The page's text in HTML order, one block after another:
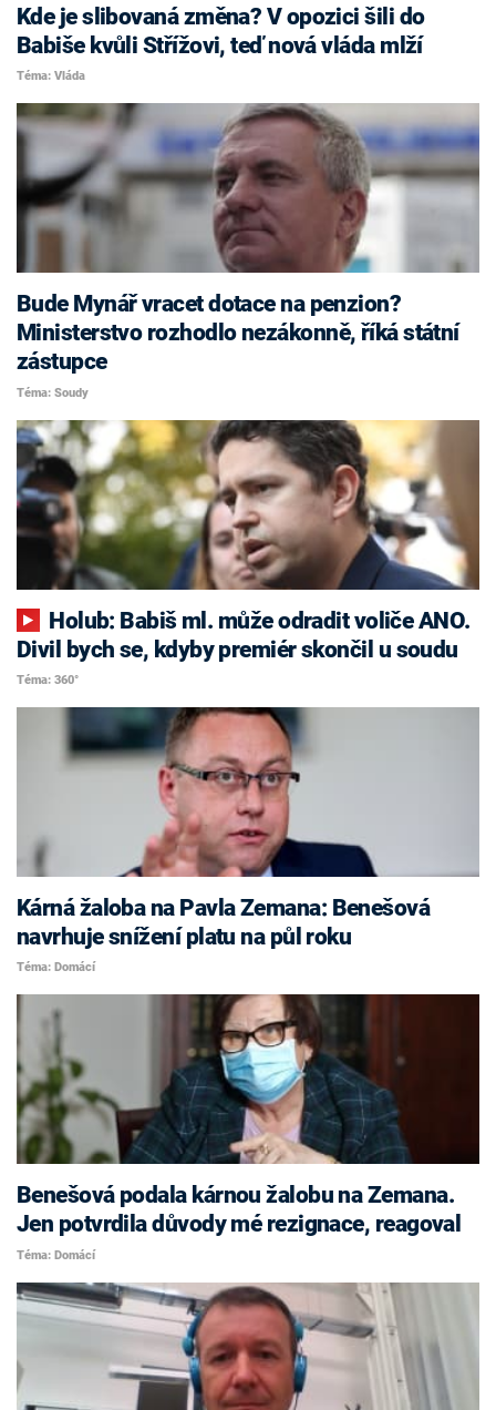
Kde je slibovaná změna? V opozici šili do
Babiše kvůli Střížovi, teď nová vláda mlží
Téma: Vláda
Bude Mynář vracet dotace na penzion?
Ministerstvo rozhodlo nezákonně, říká státní
zástupce
Téma: Soudy
Divil bych se, kdyby premiér skončil u soudu
Téma: 360°
Kárná žaloba na Pavla Zemana: Benešová
navrhuje snížení platu na půl roku
Téma: Domácí
Benešová podala kárnou žalobu na Zemana.
Jen potvrdila důvody mé rezignace, reagoval
Téma: Domácí